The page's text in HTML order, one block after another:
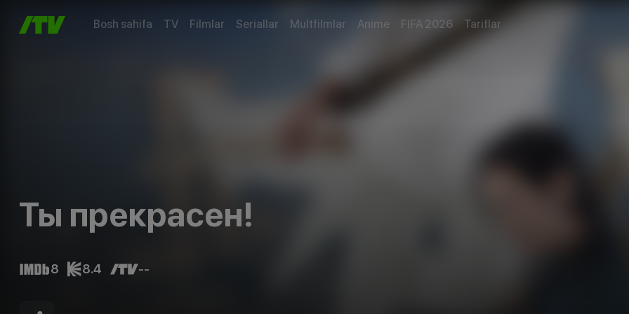
Bosh sahifa TV Filmlar Seriallar Multfilmlar Anime FIFA 2026 Tariflar
Ты прекрасен!
8 8.4 --